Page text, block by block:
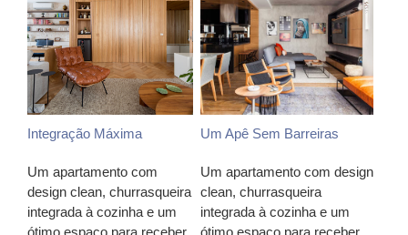
Integração Máxima
Um apartamento com
design clean, churrasqueira
integrada à cozinha e um
ótimo espaço para receber
Um Apê Sem Barreiras
Um apartamento com design
clean, churrasqueira
integrada à cozinha e um
ótimo espaço para receber